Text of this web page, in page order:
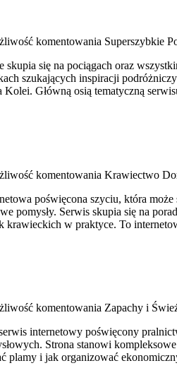
komentowania Superszybkie
się na pociągach oraz
szukających inspiracji
Główną osią tematyczną
komentowania Krawiectwo
poświęcona szyciu, która
pomysły. Serwis skupia się na
krawieckich w praktyce. To
komentowania Zapachy i
internetowy poświęcony
Strona stanowi
plamy i jak organizować